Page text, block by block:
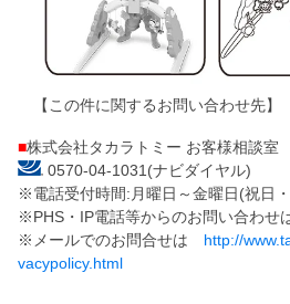
【この件に関するお問い合わせ先】
■株式会社タカラトミー お客様相談室
0570-04-1031(ナビダイヤル)
※電話受付時間:月曜日～金曜日(祝日
※PHS・IP電話等からのお問い合わせ
※メールでのお問合せは http://
vacypolicy.html